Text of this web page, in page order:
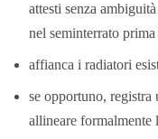
attesti senza
nel seminterrato
affianca i radiatori
se opportuno,
allineare formalmente